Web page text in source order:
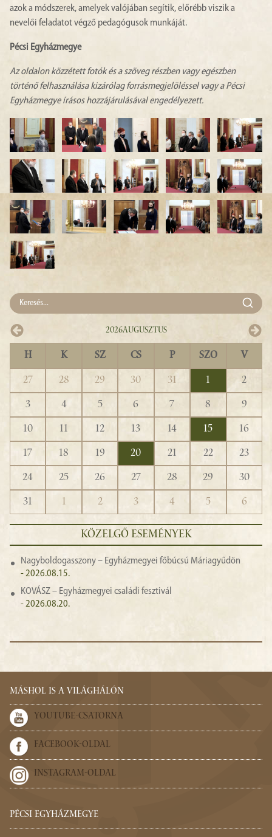
azok a módszerek, amelyek valójában segítik, előrébb viszik a
nevelői feladatot végző pedagógusok munkáját.
Pécsi Egyházmegye
Az oldalon közzétett fotók és a szöveg részben vagy egészben
történő felhasználása kizárólag forrásmegjelöléssel vagy a Pécsi
Egyházmegye írásos hozzájárulásával engedélyezett.
2026Augusztus
H K SZ CS P SZO V
27 28 29 30 31 1
2
3
4 5 6 7 8
9
10
11 12 13 14 15
16
17
18 19 20 21 22
23
24
25 26 27 28 29
30
31
1 2 3 4 5 6
KÖZELGŐ ESEMÉNYEK
Nagyboldogasszony – Egyházmegyei főbúcsú Máriagyűdön
- 2026.08.15.
KOVÁSZ – Egyházmegyei családi fesztivál
- 2026.08.20.
MÁSHOL IS A VILÁGHÁLÓN
YOUTUBE-CSATORNA
FACEBOOK-OLDAL
INSTAGRAM-OLDAL
PÉCSI EGYHÁZMEGYE